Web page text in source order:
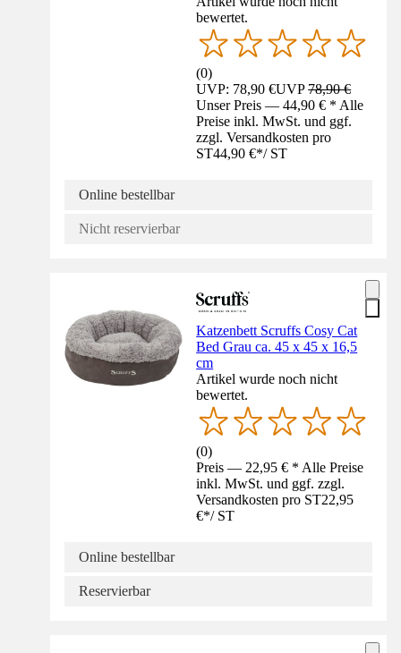
bewertet.
(0)
UVP: 78,90 €UVP78,90 €
Unser Preis — 44,90 € * Alle
Preise inkl. MwSt. und ggf.
zzgl. Versandkosten pro
ST44,90 €*/ ST
Online bestellbar
Nicht reservierbar
Katzenbett Scruffs Cosy Cat
Bed Grau ca. 45 x 45 x 16,5
cm
Artikel wurde noch nicht
bewertet.
(0)
Preis — 22,95 € * Alle Preise
inkl. MwSt. und ggf. zzgl.
Versandkosten pro ST22,95
€*/ ST
Online bestellbar
Reservierbar